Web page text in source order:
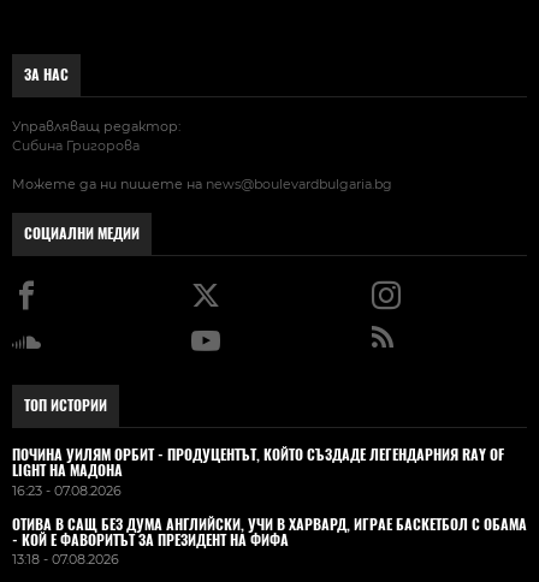
ЗА НАС
Управляващ редактор:
Сибина Григорова
Можете да ни пишете на news@boulevardbulgaria.bg
СОЦИАЛНИ МЕДИИ
ТОП ИСТОРИИ
ПОЧИНА УИЛЯМ ОРБИТ - ПРОДУЦЕНТЪТ, КОЙТО СЪЗДАДЕ ЛЕГЕНДАРНИЯ RAY OF
LIGHT НА МАДОНА
16:23 - 07.08.2026
ОТИВА В САЩ БЕЗ ДУМА АНГЛИЙСКИ, УЧИ В ХАРВАРД, ИГРАЕ БАСКЕТБОЛ С ОБАМА
- КОЙ Е ФАВОРИТЪТ ЗА ПРЕЗИДЕНТ НА ФИФА
13:18 - 07.08.2026